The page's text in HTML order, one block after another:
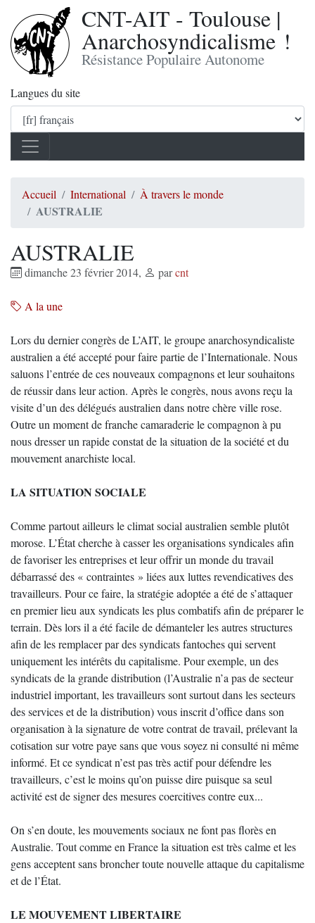
CNT-AIT - Toulouse |
Anarchosyndicalisme !
Résistance Populaire Autonome
Langues du site
Accueil International À travers le monde
AUSTRALIE
AUSTRALIE
dimanche 23 février 2014, parcnt
A la une
Lors du dernier congrès de L’AIT, le groupe anarchosyndicaliste
australien a été accepté pour faire partie de l’Internationale. Nous
saluons l’entrée de ces nouveaux compagnons et leur souhaitons
de réussir dans leur action. Après le congrès, nous avons reçu la
visite d’un des délégués australien dans notre chère ville rose.
Outre un moment de franche camaraderie le compagnon à pu
nous dresser un rapide constat de la situation de la société et du
mouvement anarchiste local.
LA SITUATION SOCIALE
Comme partout ailleurs le climat social australien semble plutôt
morose. L’État cherche à casser les organisations syndicales afin
de favoriser les entreprises et leur offrir un monde du travail
débarrassé des « contraintes » liées aux luttes revendicatives des
travailleurs. Pour ce faire, la stratégie adoptée a été de s’attaquer
en premier lieu aux syndicats les plus combatifs afin de préparer le
terrain. Dès lors il a été facile de démanteler les autres structures
afin de les remplacer par des syndicats fantoches qui servent
uniquement les intérêts du capitalisme. Pour exemple, un des
syndicats de la grande distribution (l’Australie n’a pas de secteur
industriel important, les travailleurs sont surtout dans les secteurs
des services et de la distribution) vous inscrit d’office dans son
organisation à la signature de votre contrat de travail, prélevant la
cotisation sur votre paye sans que vous soyez ni consulté ni même
informé. Et ce syndicat n’est pas très actif pour défendre les
travailleurs, c’est le moins qu’on puisse dire puisque sa seul
activité est de signer des mesures coercitives contre eux...
On s’en doute, les mouvements sociaux ne font pas florès en
Australie. Tout comme en France la situation est très calme et les
gens acceptent sans broncher toute nouvelle attaque du capitalisme
et de l’État.
LE MOUVEMENT LIBERTAIRE